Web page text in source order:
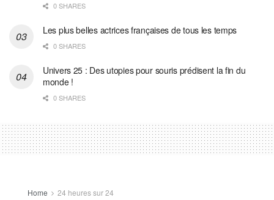
0 SHARES
Les plus belles actrices françaises de tous les temps
0 SHARES
Univers 25 : Des utopies pour souris prédisent la fin du
monde !
0 SHARES
Home 24 heures sur 24